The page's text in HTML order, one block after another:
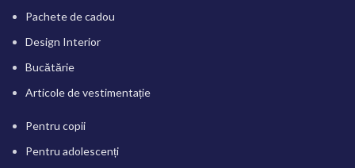
Pachete de cadou
Design Interior
Bucătărie
Articole de vestimentație
Pentru copii
Pentru adolescenți